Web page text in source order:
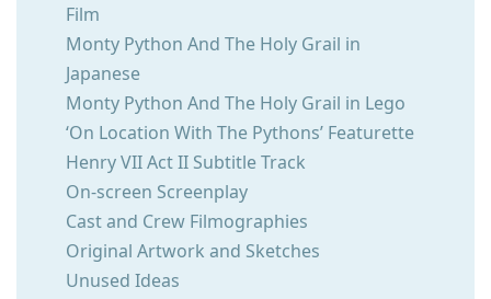
Film
Monty Python And The Holy Grail in
Japanese
Monty Python And The Holy Grail in Lego
‘On Location With The Pythons’ Featurette
Henry VII Act II Subtitle Track
On-screen Screenplay
Cast and Crew Filmographies
Original Artwork and Sketches
Unused Ideas